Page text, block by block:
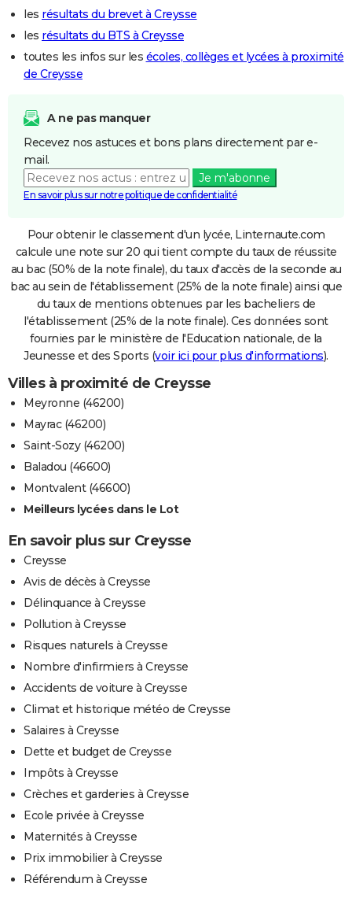
les résultats du brevet à Creysse
les résultats du BTS à Creysse
toutes les infos sur les écoles, collèges et lycées à proximité
de Creysse
A ne pas manquer
Recevez nos astuces et bons plans directement par e-
mail.
Je m'abonne
En savoir plus sur notre politique de confidentialité
Pour obtenir le classement d'un lycée, Linternaute.com
calcule une note sur 20 qui tient compte du taux de réussite
au bac (50% de la note finale), du taux d'accès de la seconde au
bac au sein de l'établissement (25% de la note finale) ainsi que
du taux de mentions obtenues par les bacheliers de
l'établissement (25% de la note finale). Ces données sont
fournies par le ministère de l'Education nationale, de la
Jeunesse et des Sports (voir ici pour plus d'informations).
Villes à proximité de Creysse
Meyronne (46200)
Mayrac (46200)
Saint-Sozy (46200)
Baladou (46600)
Montvalent (46600)
Meilleurs lycées dans le Lot
En savoir plus sur Creysse
Creysse
Avis de décès à Creysse
Délinquance à Creysse
Pollution à Creysse
Risques naturels à Creysse
Nombre d'infirmiers à Creysse
Accidents de voiture à Creysse
Climat et historique météo de Creysse
Salaires à Creysse
Dette et budget de Creysse
Impôts à Creysse
Crèches et garderies à Creysse
Ecole privée à Creysse
Maternités à Creysse
Prix immobilier à Creysse
Référendum à Creysse